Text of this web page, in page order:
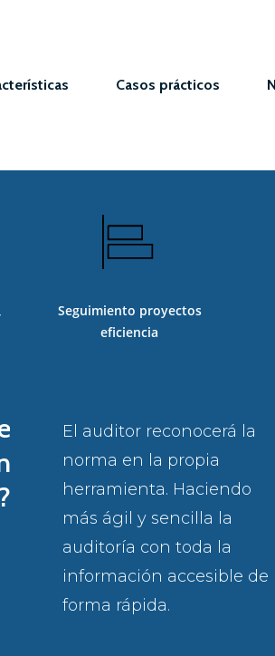
Casos prácticos
Seguimiento proyectos
eficiencia
El auditor reconocerá la
norma en la propia
herramienta. Haciendo
más ágil y sencilla la
auditoría con toda la
información accesible de
forma rápida.